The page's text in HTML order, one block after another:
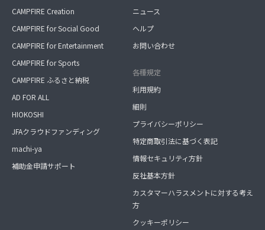
CAMPFIRE Creation
CAMPFIRE for Social Good
CAMPFIRE for Entertainment
CAMPFIRE for Sports
CAMPFIRE ふるさと納税
AD FOR ALL
HIOKOSHI
JFAクラウドファンディング
machi-ya
補助金申請サポート
ニュース
ヘルプ
お問い合わせ
各種規定
利用規約
細則
プライバシーポリシー
特定商取引法に基づく表記
情報セキュリティ方針
反社基本方針
カスタマーハラスメントに対する考え
方
クッキーポリシー